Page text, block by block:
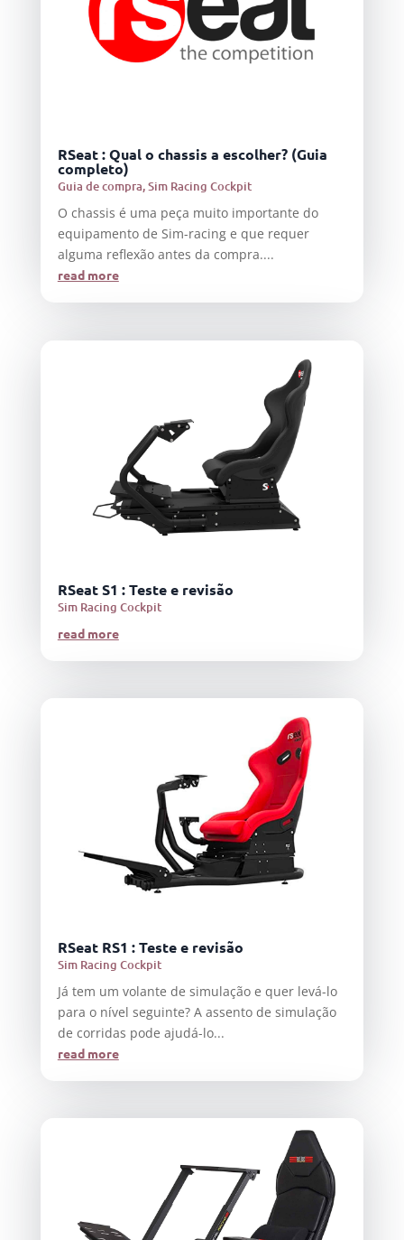
RSeat : Qual o chassis a escolher? (Guia
completo)
Guia de compra,Sim Racing Cockpit
O chassis é uma peça muito importante do
equipamento de Sim-racing e que requer
alguma reflexão antes da compra....
read more
RSeat S1 : Teste e revisão
Sim Racing Cockpit
read more
RSeat RS1 : Teste e revisão
Sim Racing Cockpit
Já tem um volante de simulação e quer levá-lo
para o nível seguinte? A assento de simulação
de corridas pode ajudá-lo...
read more